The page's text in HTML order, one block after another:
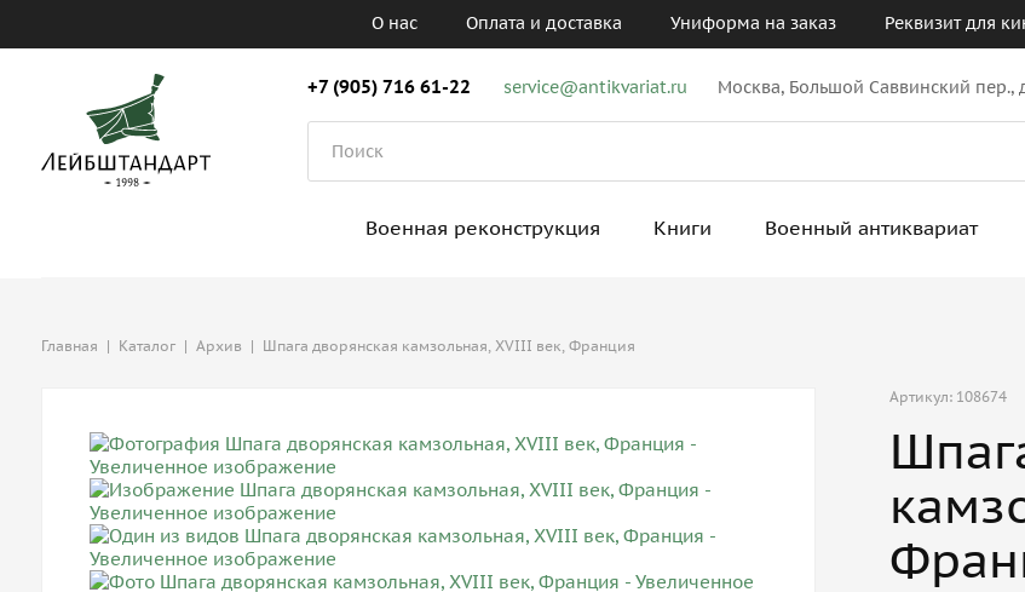
О нас Оплата и доставка Униформа на заказ Реквизит для
+7 (905) 716 61-22 service@antikvariat.ru Москва, Большой Саввинский пер.,
Военная реконструкция Книги Военный антиквариат
Главная | Каталог | Архив | Шпага дворянская камзольная, XVIII век, Франция
Артикул: 108674